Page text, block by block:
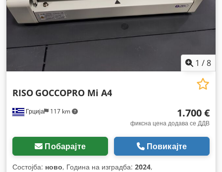
1 /8
Грција 117 km
RISO GOCCOPRO Mi A4
1.700 €
фиксна цена додава се ДДВ
Побарајте Повикајте
Состојба: ново, Година на изградба: 2024,